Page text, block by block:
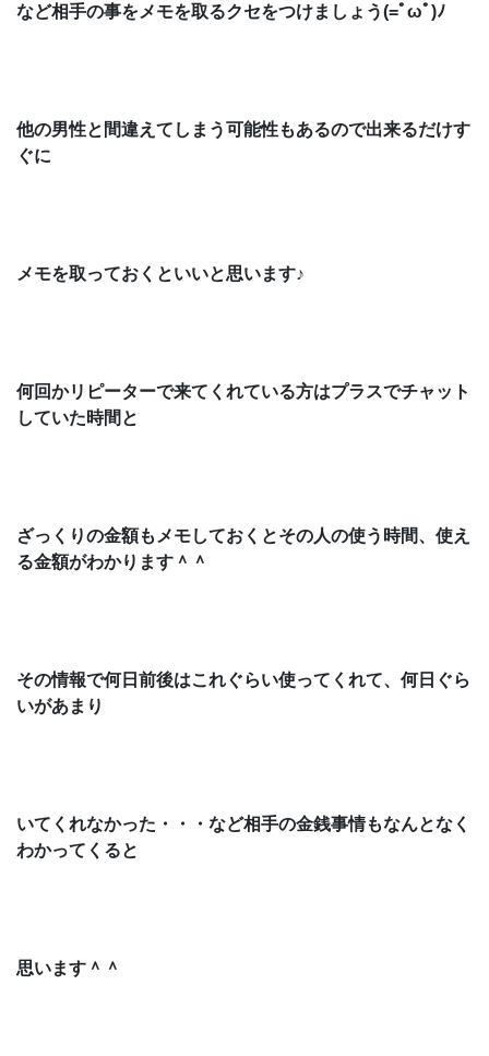
など相手の事をメモを取るクセをつけましょう(=ﾟωﾟ)ﾉ
他の男性と間違えてしまう可能性もあるので出来るだけす
ぐに
メモを取っておくといいと思います♪
何回かリピーターで来てくれている方はプラスでチャット
していた時間と
ざっくりの金額もメモしておくとその人の使う時間、使え
る金額がわかります＾＾
その情報で何日前後はこれぐらい使ってくれて、何日ぐら
いがあまり
いてくれなかった・・・など相手の金銭事情もなんとなく
わかってくると
思います＾＾